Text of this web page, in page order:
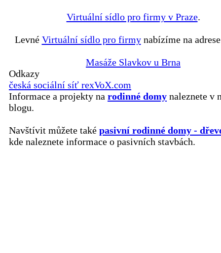
Virtuální sídlo pro firmy v Praze.
Levné Virtuální sídlo pro firmynabízíme na
Masáže Slavkov u Brna
Odkazy
česká sociální síť rexVoX.com
Informace a projekty na rodinné domy naleznete v
blogu.
Navštívit můžete také pasivní rodinné domy -
kde naleznete informace o pasivních stavbách.